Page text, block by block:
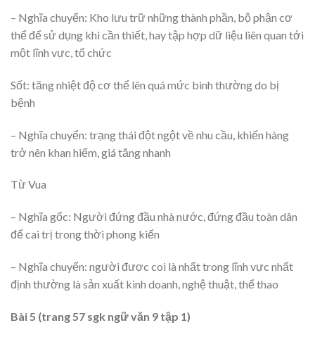
– Nghĩa chuyển: Kho lưu trữ những thành phần, bộ phận cơ
thể để sử dụng khi cần thiết, hay tập hợp dữ liệu liên quan tới
một lĩnh vực, tổ chức
Sốt: tăng nhiệt độ cơ thể lên quá mức bình thường do bị
bệnh
– Nghĩa chuyển: trạng thái đột ngột về nhu cầu, khiến hàng
trở nên khan hiếm, giá tăng nhanh
Từ Vua
– Nghĩa gốc: Người đứng đầu nhà nước, đứng đầu toàn dân
để cai trị trong thời phong kiến
– Nghĩa chuyển: người được coi là nhất trong lĩnh vực nhất
định thường là sản xuất kinh doanh, nghệ thuật, thể thao
Bài 5 (trang 57 sgk ngữ văn 9 tập 1)